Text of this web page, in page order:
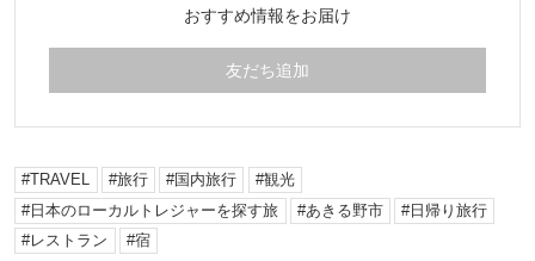
おすすめ情報をお届け
友だち追加
TRAVEL 旅行 国内旅行
観光
日本のローカルトレジャーを探す旅
あきる野市
日帰り旅行
レストラン
宿